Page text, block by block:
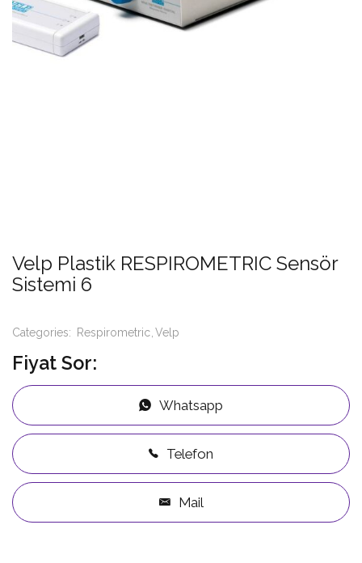
Velp Plastik RESPIROMETRIC Sensör
Sistemi 6
Categories: Respirometric Velp
Fiyat Sor:
Whatsapp
Telefon
Mail